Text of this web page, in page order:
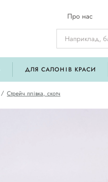
Про нас
ДЛЯ САЛОНІВ КРАСИ
Стрейч плівка, скотч